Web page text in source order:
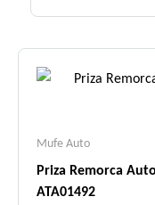
Mufe Auto
Priza Remorca
ATA01492